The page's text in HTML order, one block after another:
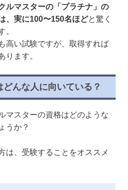
ルマスターの「プラチナ」の
、実に100〜150名ほどと驚く
。
高い試験ですが、取得すれば
ります。
んな人に向いている？
マスターの資格はどのような
うか？
は、受験することをオススメ